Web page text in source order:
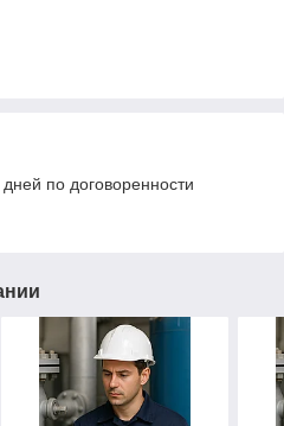
по договоренности